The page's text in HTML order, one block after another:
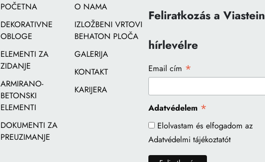
POČETNA
DEKORATIVNE
OBLOGE
ELEMENTI ZA
ZIDANJE
ARMIRANO-
BETONSKI
ELEMENTI
DOKUMENTI ZA
PREUZIMANJE
O NAMA
IZLOŽBENI VRTOVI
BEHATON PLOČA
GALERIJA
KONTAKT
KARIJERA
Feliratkozás a Viastein
hírlevélre
Email cím *
Adatvédelem *
Elolvastam és elfogadom az
Adatvédelmi tájékoztatót